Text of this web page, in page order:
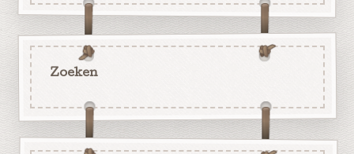
Zoeken